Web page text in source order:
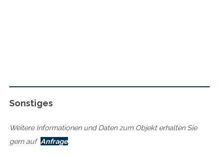
Sonstiges
Weitere Informationen und Daten zum Objekt erhalten Sie
gern auf Anfrage